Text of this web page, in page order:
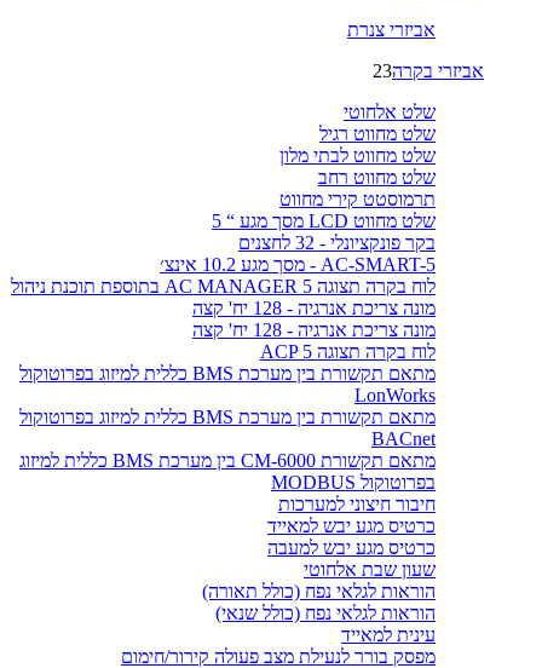
אביזרי צנרת
אביזרי בקרה23
שלט אלחוטי
שלט מחווט רגיל
שלט מחווט לבתי מלון
שלט מחווט רחב
תרמוסטט קירי מחווט
שלט מחווט LCD מסך מגע “ 5
בקר פונקציונלי - 32 לחצנים
AC-SMART-5 - מסך מגע 10.2 אינצ׳
לוח בקרה תצוגה AC MANAGER 5 בתוספת תוכנת ניהול
מונה צריכת אנרגיה - 128 יח' קצה
מונה צריכת אנרגיה - 128 יח' קצה
לוח בקרה תצוגה ACP 5
מתאם תקשורת בין מערכת BMS כללית למיזוג בפרוטוקול
LonWorks
מתאם תקשורת בין מערכת BMS כללית למיזוג בפרוטוקול
BACnet
מתאם תקשורת CM-6000 בין מערכת BMS כללית למיזוג
בפרוטוקול MODBUS
חיבור חיצוני למערכות
כרטיס מגע יבש למאייד
כרטיס מגע יבש למעבה
שעון שבת אלחוטי
הוראות לגלאי נפח (כולל תאורה)
הוראות לגלאי נפח (כולל שנאי)
עינית למאייד
מפסק בורר לנעילת מצב פעולה קירור/חימום